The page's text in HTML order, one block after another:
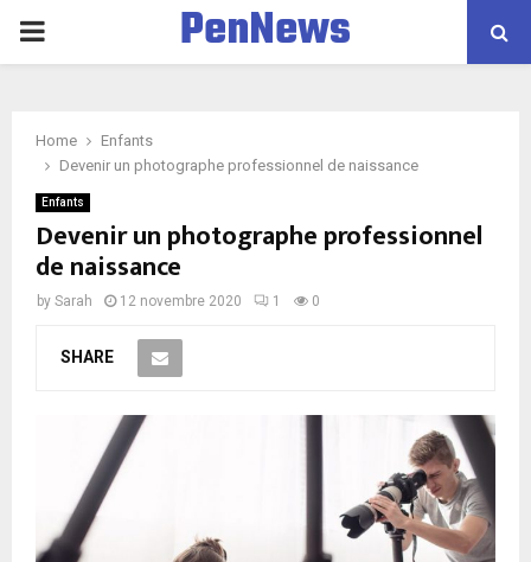
P
M
A
E
PenNews
Home
Enfants
Devenir un photographe professionnel de naissance
Enfants
Devenir un photographe professionnel
de naissance
by Sarah 12 novembre 2020 1 0
SHARE